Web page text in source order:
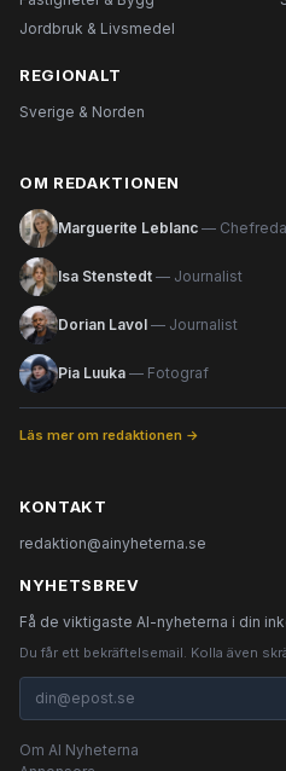
Jordbruk & Livsmedel
REGIONALT
Sverige & Norden
OM REDAKTIONEN
Marguerite Leblanc —
Isa Stenstedt — Journalist
Dorian Lavol — Journalist
Pia Luuka — Fotograf
Läs mer om redaktionen →
KONTAKT
redaktion@ainyheterna.se
NYHETSBREV
Få de viktigaste AI-nyheterna i din
Du får ett bekräftelsemail. Kolla även
Om AI Nyheterna